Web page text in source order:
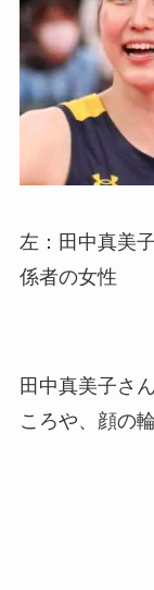
左：田中真
係者の女性
田中真美子さ
ころや、顔の